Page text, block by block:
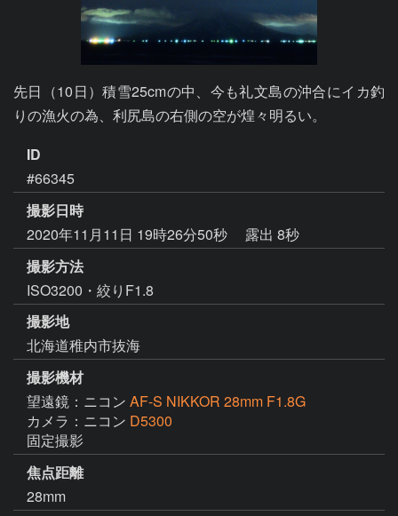
先日（10日）積雪25cmの中、今も礼文島の沖合にイカ釣
りの漁火の為、利尻島の右側の空が煌々明るい。
ID
#66345
撮影日時
2020年11月11日 19時26分50秒
露出 8秒
撮影方法
ISO3200・絞りF1.8
撮影地
北海道稚内市抜海
撮影機材
望遠鏡：ニコン AF-S NIKKOR 28mm F1.8G
カメラ：ニコン D5300
固定撮影
焦点距離
28mm